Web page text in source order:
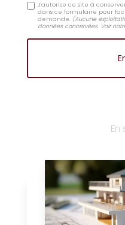
J'autorise ce site à
dans ce formulaire pour
demande. (Aucune
données concervées. Voir
En